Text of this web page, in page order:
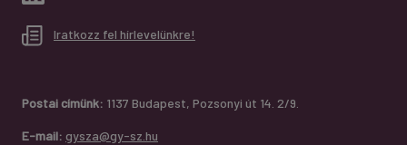
Iratkozz fel hírlevelünkre!
Postai címünk: 1137 Budapest, Pozsonyi út 14. 2/9.
E-mail: gysza@gy-sz.hu